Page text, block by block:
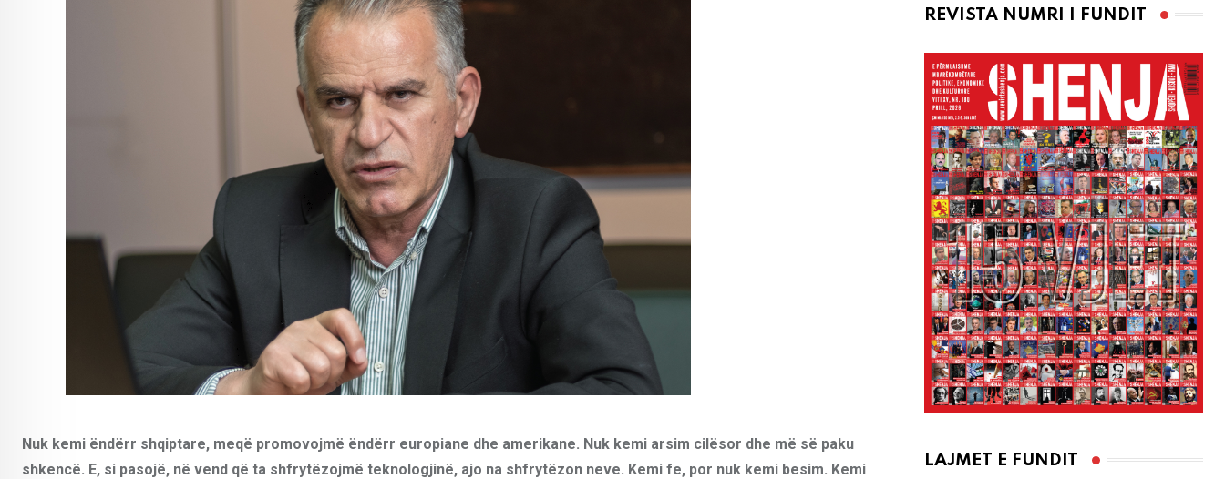
Nuk kemi ëndërr shqiptare, meqë promovojmë ëndërr europiane dhe amerikane. Nuk kemi arsim cilësor dhe më së paku
shkencë. E, si pasojë, në vend që ta shfrytëzojmë teknologjinë, ajo na shfrytëzon neve. Kemi fe, por nuk kemi besim. Kemi
REVISTA NUMRI I FUNDIT
LAJMET E FUNDIT